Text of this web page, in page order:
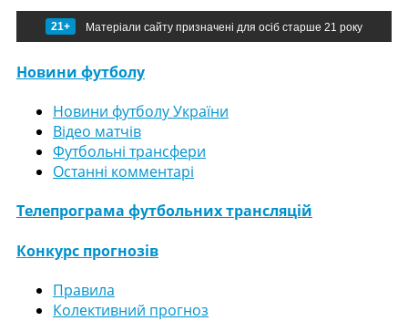
21+ Матеріали сайту призначені для осіб старше 21 року
Новини футболу
Новини футболу України
Відео матчів
Футбольні трансфери
Останні комментарі
Телепрограма футбольних трансляцій
Конкурс прогнозів
Правила
Колективний прогноз